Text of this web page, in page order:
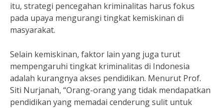
itu, strategi pencegahan kriminalitas harus fokus
pada upaya mengurangi tingkat kemiskinan di
masyarakat.
Selain kemiskinan, faktor lain yang juga turut
mempengaruhi tingkat kriminalitas di Indonesia
adalah kurangnya akses pendidikan. Menurut Prof.
Siti Nurjanah, “Orang-orang yang tidak mendapatkan
pendidikan yang memadai cenderung sulit untuk